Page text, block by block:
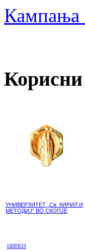
Кампања
УНИВЕРЗИТЕТ „Св. КИРИЛ И
МЕТОДИЈ“ ВО СКОПЈЕ
ЦИПОЗ